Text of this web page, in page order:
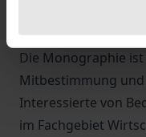
auf Konzernebene
Die Monographie
Mitbestimmung
Interessierte von
im Fachgebiet